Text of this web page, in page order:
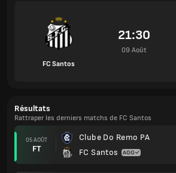
FC Santos
21:30
09 Août
Résultats
Rattraper les derniers matchs de FC Santos
05 AOÛT
FT
Clube Do Remo PA
FC Santos